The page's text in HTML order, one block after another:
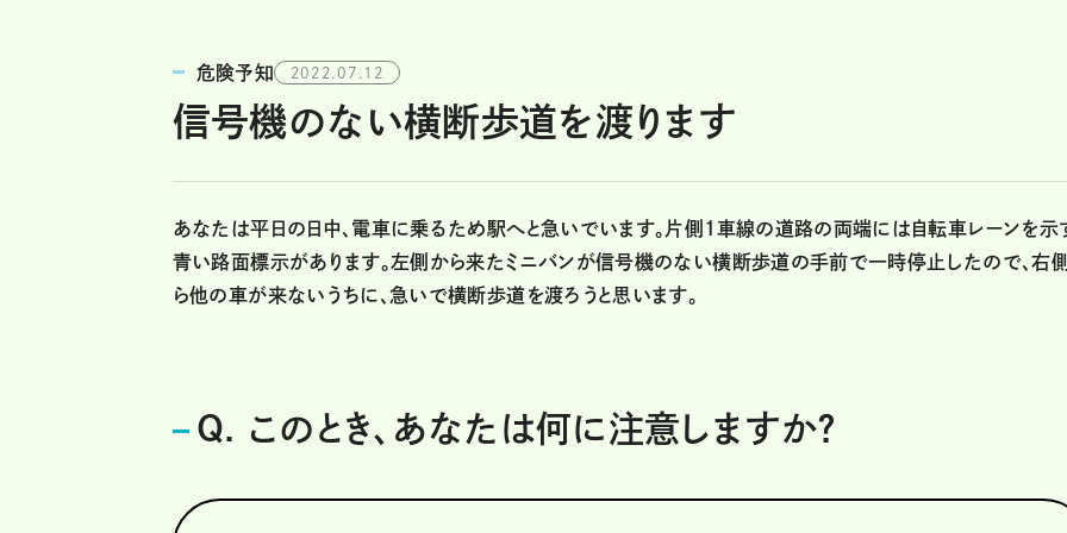
危険予知 2022.07.12
信号機のない横断歩道を渡ります
あなたは平日の日中、電車に乗るため駅へと急いでいます。片側1車線の道路の両端には自転車レーンを示
青い路面標示があります。左側から来たミニバンが信号機のない横断歩道の手前で一時停止したので、右
ら他の車が来ないうちに、急いで横断歩道を渡ろうと思います。
Q. このとき、あなたは何に注意しますか？